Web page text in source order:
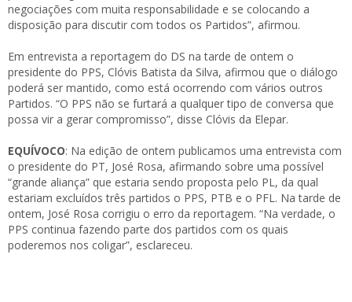
negociações com muita responsabilidade e se colocando a
disposição para discutir com todos os Partidos”, afirmou.
Em entrevista a reportagem do DS na tarde de ontem o
presidente do PPS, Clóvis Batista da Silva, afirmou que o diálogo
poderá ser mantido, como está ocorrendo com vários outros
Partidos. “O PPS não se furtará a qualquer tipo de conversa que
possa vir a gerar compromisso”, disse Clóvis da Elepar.
EQUÍVOCO: Na edição de ontem publicamos uma entrevista com
o presidente do PT, José Rosa, afirmando sobre uma possível
“grande aliança” que estaria sendo proposta pelo PL, da qual
estariam excluídos três partidos o PPS, PTB e o PFL. Na tarde de
ontem, José Rosa corrigiu o erro da reportagem. “Na verdade, o
PPS continua fazendo parte dos partidos com os quais
poderemos nos coligar”, esclareceu.